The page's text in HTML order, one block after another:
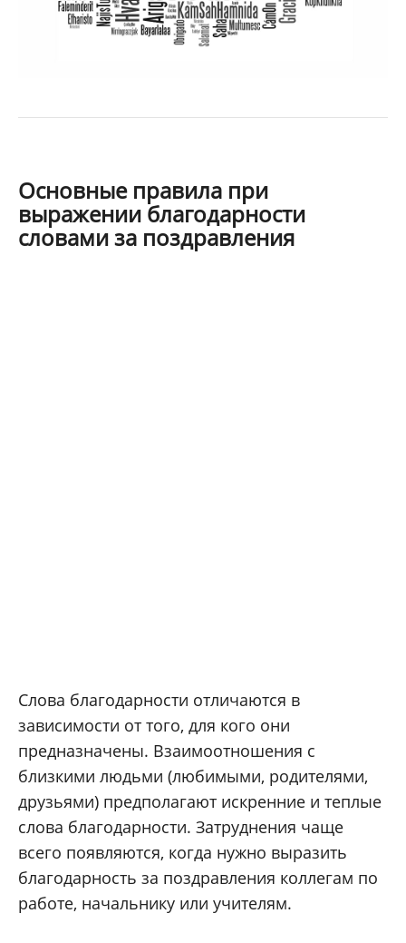
Основные правила при
выражении благодарности
словами за поздравления
Слова благодарности отличаются в
зависимости от того, для кого они
предназначены. Взаимоотношения с
близкими людьми (любимыми, родителями,
друзьями) предполагают искренние и теплые
слова благодарности. Затруднения чаще
всего появляются, когда нужно выразить
благодарность за поздравления коллегам по
работе, начальнику или учителям.